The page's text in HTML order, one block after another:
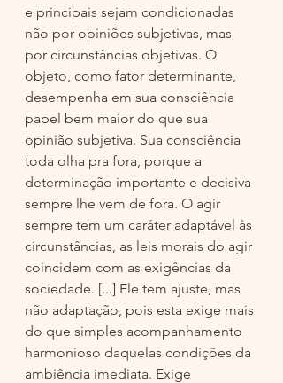
e principais sejam condicionadas
não por opiniões subjetivas, mas
por circunstâncias objetivas. O
objeto, como fator determinante,
desempenha em sua consciência
papel bem maior do que sua
opinião subjetiva. Sua consciência
toda olha pra fora, porque a
determinação importante e decisiva
sempre lhe vem de fora. O agir
sempre tem um caráter adaptável às
circunstâncias, as leis morais do agir
coincidem com as exigências da
sociedade. [...] Ele tem ajuste, mas
não adaptação, pois esta exige mais
do que simples acompanhamento
harmonioso daquelas condições da
ambiência imediata. Exige